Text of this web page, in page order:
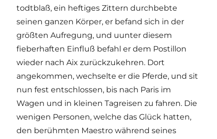
todtblaß, ein heftiges Zittern durchbebte
seinen ganzen Körper, er befand sich in der
größten Aufregung, und uunter diesem
fieberhaften Einfluß befahl er dem Postillon
wieder nach Aix zurückzukehren. Dort
angekommen, wechselte er die Pferde, und sit
nun fest entschlossen, bis nach Paris im
Wagen und in kleinen Tagreisen zu fahren. Die
wenigen Personen, welche das Glück hatten,
den berühmten Maestro während seines